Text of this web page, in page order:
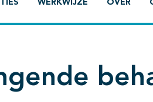
WERKWIJZE OVER